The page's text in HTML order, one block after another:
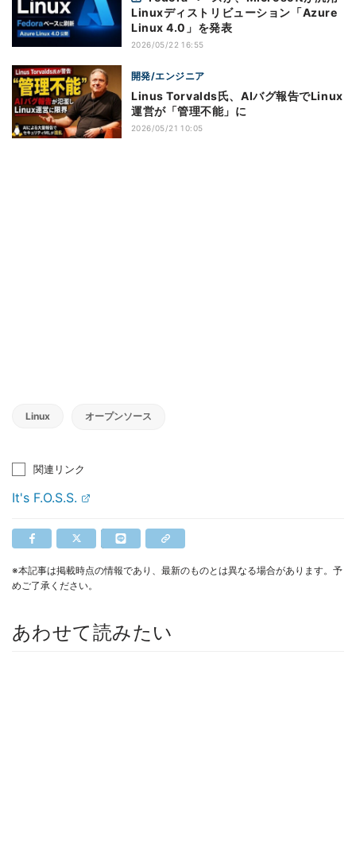
Linuxディストリビューション「Azure
Linux 4.0」を発表
2026/05/22 16:55
開発/エンジニア
Linus Torvalds氏、AIバグ報告でLinux
運営が「管理不能」に
2026/05/21 10:05
Linux オープンソース
関連リンク
It's F.O.S.S.
※本記事は掲載時点の情報であり、最新のものとは異なる場合があります。予
めご了承ください。
あわせて読みたい